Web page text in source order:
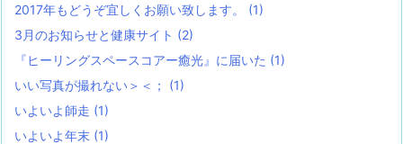
2017年もどうぞ宜しくお願い致します。 (1)
3月のお知らせと健康サイト (2)
『ヒーリングスペースコアー癒光』に届いた (1)
いい写真が撮れない＞＜； (1)
いよいよ師走 (1)
いよいよ年末 (1)